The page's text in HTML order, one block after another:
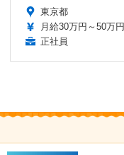
東京都
月給30万円～50万円
正社員